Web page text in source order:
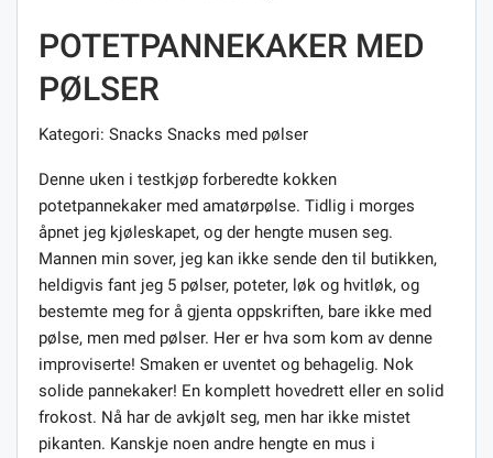
POTETPANNEKAKER MED
PØLSER
Kategori: Snacks Snacks med pølser
Denne uken i testkjøp forberedte kokken
potetpannekaker med amatørpølse. Tidlig i morges
åpnet jeg kjøleskapet, og der hengte musen seg.
Mannen min sover, jeg kan ikke sende den til butikken,
heldigvis fant jeg 5 pølser, poteter, løk og hvitløk, og
bestemte meg for å gjenta oppskriften, bare ikke med
pølse, men med pølser. Her er hva som kom av denne
improviserte! Smaken er uventet og behagelig. Nok
solide pannekaker! En komplett hovedrett eller en solid
frokost. Nå har de avkjølt seg, men har ikke mistet
pikanten. Kanskje noen andre hengte en mus i